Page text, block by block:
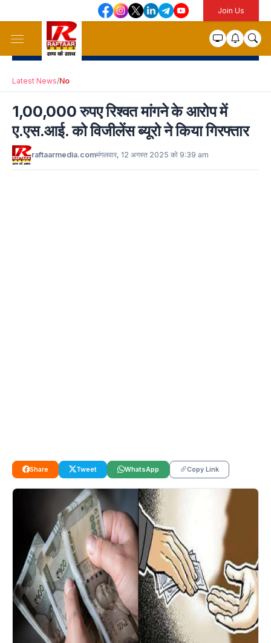
Join Us
Latest News/No
1,00,000 रुपए रिश्वत मांगने के आरोप में
ए.एस.आई. को विजीलेंस ब्यूरो ने किया गिरफ्तार
raftaarmedia.comमंगलवार, 12 अगस्त 2025 को 9:39 am
Share Tweet WhatsApp Copy Link